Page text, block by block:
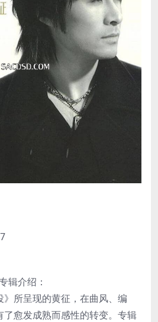
辑介绍：
所呈现的黄征，在曲风、编
了愈发成熟而感性的转变。专辑